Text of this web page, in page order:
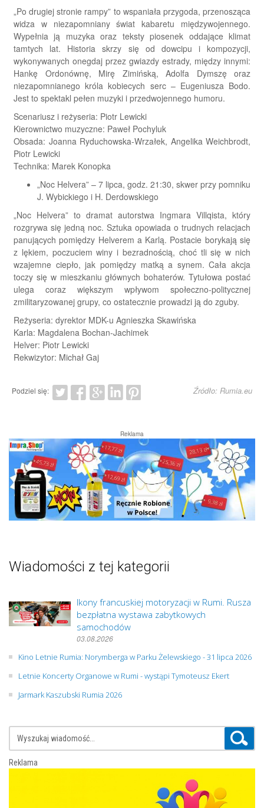
„Po drugiej stronie rampy” to wspaniała przygoda, przenosząca
widza w niezapomniany świat kabaretu międzywojennego.
Wypełnia ją muzyka oraz teksty piosenek oddające klimat
tamtych lat. Historia skrzy się od dowcipu i kompozycji,
wykonywanych onegdaj przez gwiazdy estrady, między innymi:
Hankę Ordonównę, Mirę Zimińską, Adolfa Dymszę oraz
niezapomnianego króla kobiecych serc – Eugeniusza Bodo.
Jest to spektakl pełen muzyki i przedwojennego humoru.
Scenariusz i reżyseria: Piotr Lewicki
Kierownictwo muzyczne: Paweł Pochyluk
Obsada: Joanna Ryduchowska-Wrzałek, Angelika Weichbrodt,
Piotr Lewicki
Technika: Marek Konopka
„Noc Helvera” – 7 lipca, godz. 21:30, skwer przy pomniku
J. Wybickiego i H. Derdowskiego
„Noc Helvera” to dramat autorstwa Ingmara Villqista, który
rozgrywa się jedną noc. Sztuka opowiada o trudnych relacjach
panujących pomiędzy Helverem a Karlą. Postacie borykają się
z lękiem, poczuciem winy i bezradnością, choć tli się w nich
wzajemne ciepło, jak pomiędzy matką a synem. Cała akcja
toczy się w mieszkaniu głównych bohaterów. Tytułowa postać
ulega coraz większym wpływom społeczno-politycznej
zmilitaryzowanej grupy, co ostatecznie prowadzi ją do zguby.
Reżyseria: dyrektor MDK-u Agnieszka Skawińska
Karla: Magdalena Bochan-Jachimek
Helver: Piotr Lewicki
Rekwizytor: Michał Gaj
Podziel się: Źródło: Rumia.eu
Reklama
Wiadomości z tej kategorii
Ikony francuskiej motoryzacji w Rumi. Rusza
bezpłatna wystawa zabytkowych
samochodów
03.08.2026
Kino Letnie Rumia: Norymberga w Parku Żelewskiego - 31 lipca 2026
Letnie Koncerty Organowe w Rumi - wystąpi Tymoteusz Ekert
Jarmark Kaszubski Rumia 2026
Reklama